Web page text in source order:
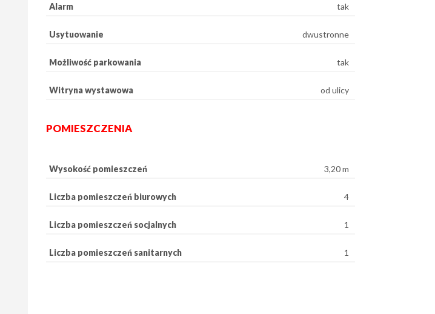
Alarm tak
Usytuowanie dwustronne
Możliwość parkowania tak
Witryna wystawowa od ulicy
POMIESZCZENIA
Wysokość pomieszczeń 3,20 m
Liczba pomieszczeń biurowych 4
Liczba pomieszczeń socjalnych 1
Liczba pomieszczeń sanitarnych 1